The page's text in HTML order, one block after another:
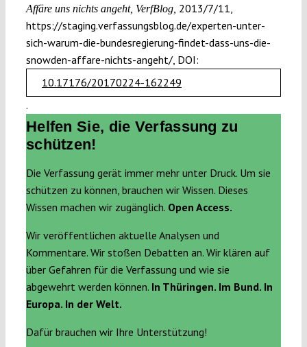
Affäre uns nichts angeht, VerfBlog, 2013/7/11,
https://staging.verfassungsblog.de/experten-unter-
sich-warum-die-bundesregierung-findet-dass-uns-die-
snowden-affare-nichts-angeht/, DOI:
10.17176/20170224-162249
.
Helfen Sie, die Verfassung zu
schützen!
Die Verfassung gerät immer mehr unter Druck. Um sie
schützen zu können, brauchen wir Wissen. Dieses
Wissen machen wir zugänglich. Open Access.
Wir veröffentlichen aktuelle Analysen und
Kommentare. Wir stoßen Debatten an. Wir klären auf
über Gefahren für die Verfassung und wie sie
abgewehrt werden können. In Thüringen. Im Bund. In
Europa. In der Welt.
Dafür brauchen wir Ihre Unterstützung!